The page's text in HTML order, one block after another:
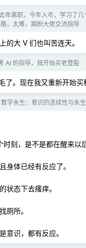
年离职，今年入市，学习了
，太难，期盼大佬交流指导
的大 V 们也叫苦连天。
AI 的指导，我开始买老登股
。现在我又重新开始买
数字永生：意识的连续性与永
时刻，是不是都在醒来以
身体已经有反应了。
状态下去瘙痒。
厕所。
意识，都有反应。